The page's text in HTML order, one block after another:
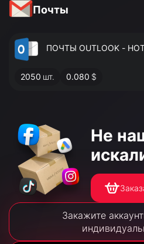
Почты
ПОЧТЫ OUTLOOK -
2050 шт. 0.080 $
Не
Закажите